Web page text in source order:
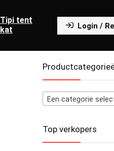
Tipi tent
kat
Login /
Een categorie
Top verkopers